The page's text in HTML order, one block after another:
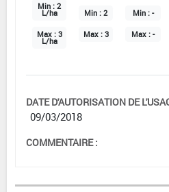
Min : 2
L/ha
Max : 3
L/ha
Min : 2
Max : 3
Min : -
Max : -
DATE D'AUTORISATION DE
09/03/2018
COMMENTAIRE :